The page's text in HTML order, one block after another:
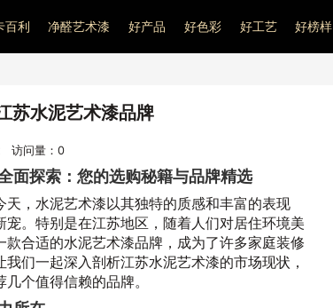
百利 净醛艺术漆 好产品 好色彩 好工艺 好榜样
苏水泥艺术漆品牌
访问量： 0
面探索：您的选购秘籍与品牌精选
天，水泥艺术漆以其独特的质感和丰富的表现
宠。特别是在江苏地区，随着人们对居住环境美
合适的水泥艺术漆品牌，成为了许多家庭装修
们一起深入剖析江苏水泥艺术漆的市场现状，
个值得信赖的品牌。